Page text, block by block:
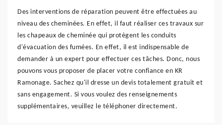
Des interventions de réparation peuvent être effectuées au
niveau des cheminées. En effet, il faut réaliser ces travaux sur
les chapeaux de cheminée qui protègent les conduits
d'évacuation des fumées. En effet, il est indispensable de
demander à un expert pour effectuer ces tâches. Donc, nous
pouvons vous proposer de placer votre confiance en KR
Ramonage. Sachez qu'il dresse un devis totalement gratuit et
sans engagement. Si vous voulez des renseignements
supplémentaires, veuillez le téléphoner directement.